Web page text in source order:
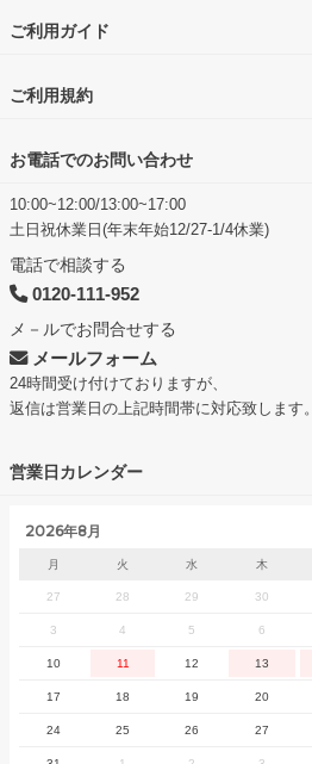
ご利用ガイド
ご利用規約
お電話でのお問い合わせ
10:00~12:00/13:00~17:00
土日祝休業日(年末年始12/27-1/4休業)
電話で相談する
0120-111-952
メ－ルでお問合せする
メールフォーム
24時間受け付けておりますが、
返信は営業日の上記時間帯に対応致します。
営業日カレンダー
2026年8月
月 火 水 木
27 28 29 30
3 4 5 6
10 11 12 13
17 18 19 20
24 25 26 27